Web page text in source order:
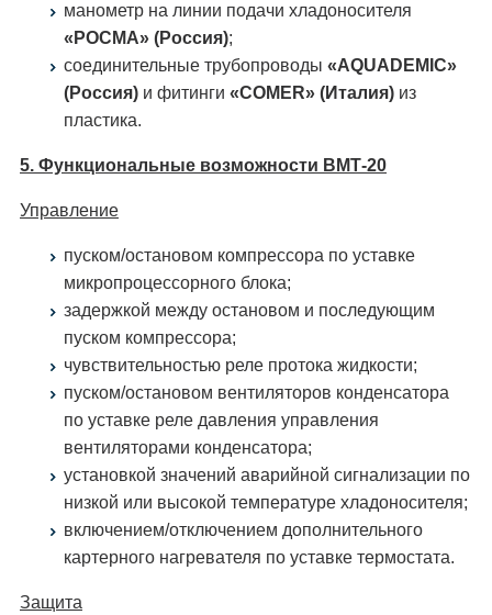
манометр на линии подачи хладоносителя
«РОСМА» (Россия);
соединительные трубопроводы «AQUADEMIC»
(Россия) и фитинги «COMER» (Италия) из
пластика.
5. Функциональные возможности ВМТ-20
Управление
пуском/остановом компрессора по уставке
микропроцессорного блока;
задержкой между остановом и последующим
пуском компрессора;
чувствительностью реле протока жидкости;
пуском/остановом вентиляторов конденсатора
по уставке реле давления управления
вентиляторами конденсатора;
установкой значений аварийной сигнализации по
низкой или высокой температуре хладоносителя;
включением/отключением дополнительного
картерного нагревателя по уставке термостата.
Защита